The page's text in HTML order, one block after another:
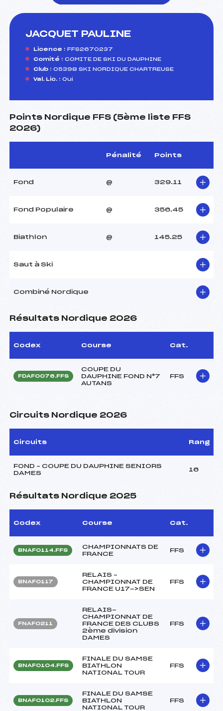
JACQUET PAULINE
Licence : FFS2670237
Comité : COMITE DE SKI DU DAUPHINE
Club : 05398 SKI NORDIQUE CHARTREUSE
Val. Lic. : Oui
Points Nordique FFS (5ème liste FFS
2026)
Pénalité Points
Fond @ 329.11
Fond Populaire @ 356.45
Biathlon @ 145.25
Saut à Ski
Combiné Nordique
Résultats Nordique 2026
Codex Course Cat.
FDAF0076.FFS
COUPE DU
DAUPHINE FOND N°7
AUTANS
FFS
Circuits Nordique 2026
Circuits Rang
FOND – COUPE DU DAUPHINE SENIORS
DAMES
16
Résultats Nordique 2025
Codex Course Cat.
BNAF0114.FFS
CHAMPIONNATS DE
FRANCE
FFS
BNAF0117
RELAIS –
CHAMPIONNAT DE
FRANCE U17->SEN
FFS
FNAF0211
RELAIS-
CHAMPIONNAT DE
FRANCE DES CLUBS
2ème division
DAMES
FFS
BNAF0104.FFS
FINALE DU SAMSE
BIATHLON
NATIONAL TOUR
FFS
BNAF0102.FFS
FINALE DU SAMSE
BIATHLON
NATIONAL TOUR
FFS